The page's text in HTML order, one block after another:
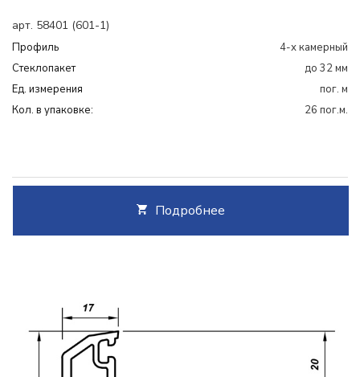
арт. 58401 (601-1)
Профиль
4-х камерный
Cтеклопакет
до 32 мм
Ед. измерения
пог. м
Кол. в упаковке:
26 пог.м.
Подробнее